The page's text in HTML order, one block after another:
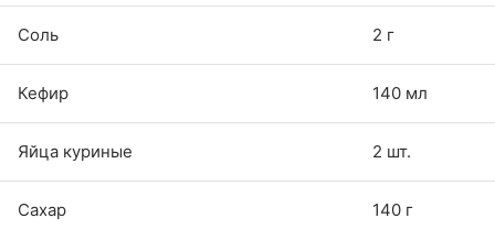
Соль 2 г
Кефир 140 мл
Яйца куриные 2 шт.
Сахар 140 г